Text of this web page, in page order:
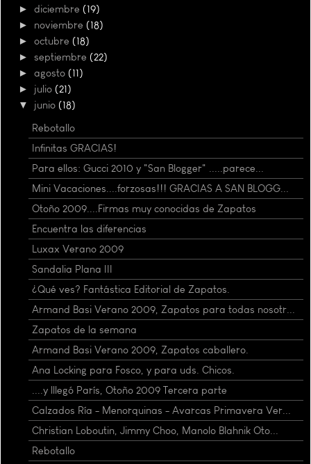
► diciembre (19)
► noviembre (18)
► octubre (18)
► septiembre (22)
► agosto (11)
► julio (21)
▼ junio (18)
Rebotallo
Infinitas GRACIAS!
Para ellos: Gucci 2010 y "San Blogger" .....parece...
Mini Vacaciones....forzosas!!! GRACIAS A SAN BLOGG...
Otoño 2009....Firmas muy conocidas de Zapatos
Encuentra las diferencias
Luxax Verano 2009
Sandalia Plana III
¿Qué ves? Fantástica Editorial de Zapatos.
Armand Basi Verano 2009, Zapatos para todas nosotr...
Zapatos de la semana
Armand Basi Verano 2009, Zapatos caballero.
Ana Locking para Fosco, y para uds. Chicos.
....y lllegó París, Otoño 2009 Tercera parte
Calzados Ría - Menorquinas - Avarcas Primavera Ver...
Christian Loboutin, Jimmy Choo, Manolo Blahnik Oto...
Rebotallo